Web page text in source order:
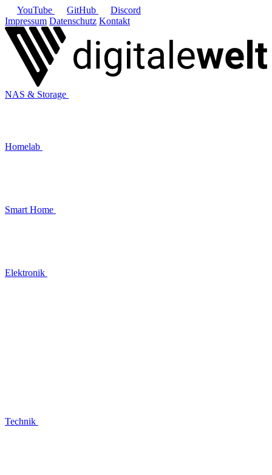
YouTube GitHub
Discord
Impressum Datenschutz Kontakt
NAS & Storage
Homelab
Smart Home
Elektronik
Technik